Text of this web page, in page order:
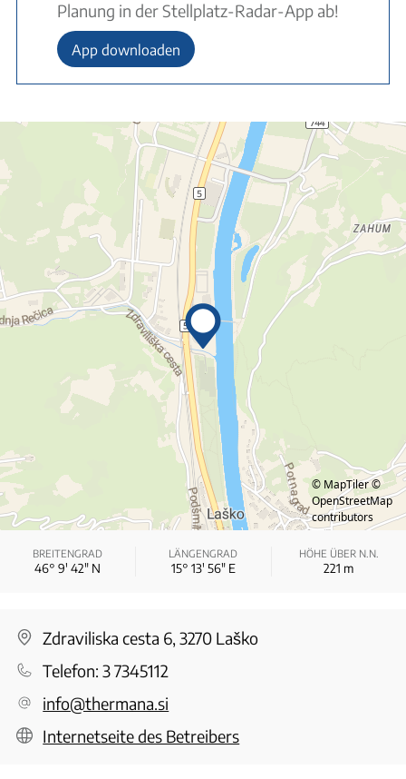
Planung in der Stellplatz-Radar-App ab!
App downloaden
© MapTiler©
OpenStreetMap
contributors
BREITENGRAD
46° 9′ 42″ N
LÄNGENGRAD
15° 13′ 56″ E
HÖHE ÜBER N.N.
221 m
Zdraviliska cesta 6, 3270 Laško
Telefon:3 7345112
info@thermana.si
Internetseite des Betreibers